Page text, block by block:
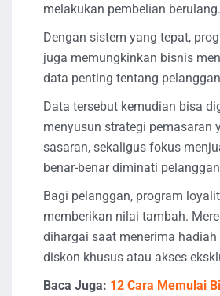
melakukan pembelian berulang.
Dengan sistem yang tepat,
juga memungkinkan bisnis
data penting tentang
Data tersebut kemudian bisa
menyusun strategi pemasaran
sasaran, sekaligus fokus
benar-benar diminati
Bagi pelanggan, program
memberikan nilai tambah.
dihargai saat menerima hadiah
diskon khusus atau akses
Baca Juga: 12 Cara Memulai